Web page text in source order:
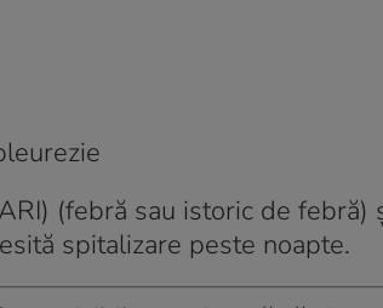
(febră sau istoric de febră)
spitalizare peste noapte.